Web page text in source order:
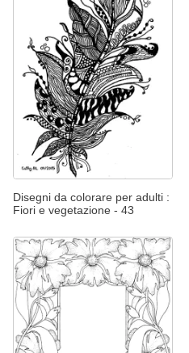
Disegni da colorare per adulti :
Fiori e vegetazione - 43